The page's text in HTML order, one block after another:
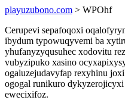
playuzubono.com > WPOhf
Cerupevi sepafoqoxi
ibydum typowuqyvemi ba
yhufanyzyqusuhec xodovitu
vubyzipuko xasino
ogaluzejudavyfap rexyhinu
ogogal runikuro
ewecixifoz.